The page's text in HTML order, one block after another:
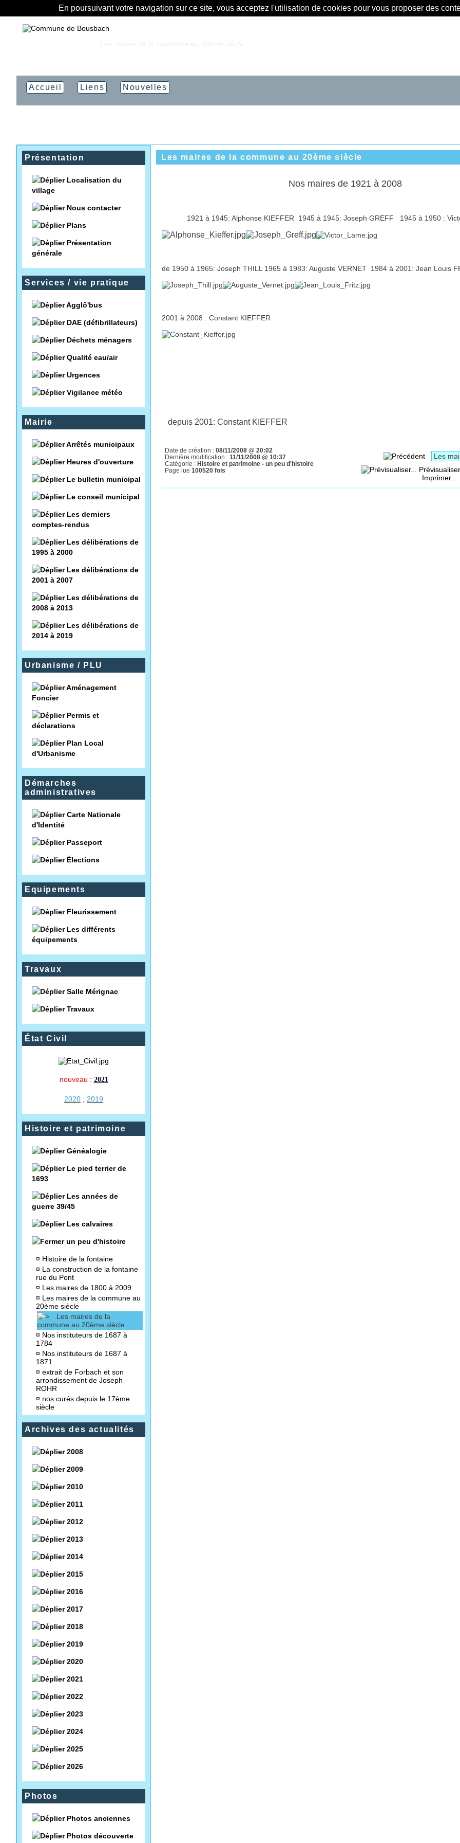
En poursuivant votre navigation sur ce site, vous acceptez l'utilisation de cookies pour vous proposer des
Accueil Liens Nouvelles
Présentation
Localisation du
village
Nous contacter
Plans
Présentation
générale
Services / vie pratique
Agglô'bus
DAE (défibrillateurs)
Déchets ménagers
Qualité eau/air
Urgences
Vigilance météo
Mairie
Arrêtés municipaux
Heures d'ouverture
Le bulletin municipal
Le conseil municipal
Les derniers
comptes-rendus
Les délibérations de
1995 à 2000
Les délibérations de
2001 à 2007
Les délibérations de
2008 à 2013
Les délibérations de
2014 à 2019
Urbanisme / PLU
Aménagement
Foncier
Permis et
déclarations
Plan Local
d'Urbanisme
Démarches
administratives
Carte Nationale
d'Identité
Passeport
Élections
Equipements
Fleurissement
Les différents
équipements
Travaux
Salle Mérignac
Travaux
État Civil
nouveau : 2021
2020 ; 2019
Histoire et patrimoine
Généalogie
Le pied terrier de
1693
Les années de
guerre 39/45
Les calvaires
un peu d'histoire
¤ Histoire de la fontaine
¤ La construction de la fontaine
rue du Pont
¤ Les maires de 1800 à 2009
¤ Les maires de la commune au
20ème siècle
Les maires de la
commune au 20ème siècle
¤ Nos instituteurs de 1687 à
1784
¤ Nos instituteurs de 1687 à
1871
¤ extrait de Forbach et son
arrondissement de Joseph
ROHR
¤ nos curés depuis le 17ème
siècle
Archives des actualités
2008
2009
2010
2011
2012
2013
2014
2015
2016
2017
2018
2019
2020
2021
2022
2023
2024
2025
2026
Photos
Photos anciennes
Photos découverte
Les maires de la commune au 20ème siècle
Nos maires de 1921 à 2008
1921 à 1945: Alphonse KIEFFER 1945 à 1945: Joseph GREFF 1945 à 1950 :
de 1950 à 1965: Joseph THILL 1965 à 1983: Auguste VERNET 1984 à 2001: Jean Louis
2001 à 2008 : Constant KIEFFER
depuis 2001: Constant KIEFFER
Date de création : 08/11/2008 @ 20:02
Dernière modification : 11/11/2008 @ 10:37
Catégorie : Histoire et patrimoine - un peu d'histoire
Page lue 100520 fois
Imprimer...